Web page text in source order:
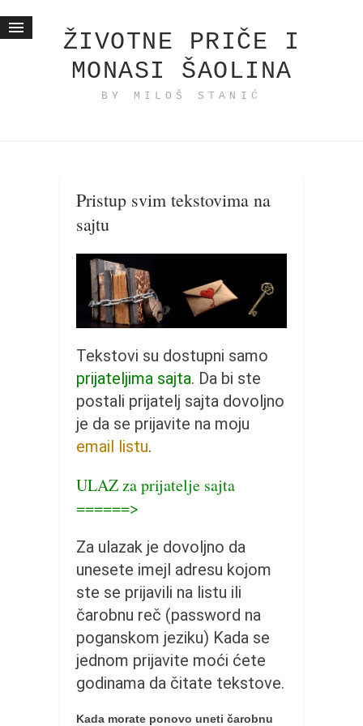
ŽIVOTNE PRIČE I
MONASI ŠAOLINA
BY MILOŠ STANIĆ
Životne priče
moj haiku
momenti i mesta
bonus sadržaj
Svetlopis
zakonopravilo
zabranjena istorija
ćirilica
porodične priče
Okinava karate
moje beleške
istorija karatea
bubishi
kihon
Pristup svim tekstovima na
sajtu
Tekstovi su dostupni samo
prijateljima sajta. Da bi ste
postali prijatelj sajta dovoljno
je da se prijavite na moju
email listu.
ULAZ za prijatelje sajta
======>
Za ulazak je dovoljno da
unesete imejl adresu kojom
ste se prijavili na listu ili
čarobnu reč (password na
poganskom jeziku) Kada se
jednom prijavite moći ćete
godinama da čitate tekstove.
Kada morate ponovo uneti čarobnu